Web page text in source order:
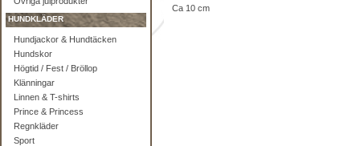
HUNDKLÄDER
Hundjackor & Hundtäcken
Hundskor
Högtid / Fest / Bröllop
Klänningar
Linnen & T-shirts
Prince & Princess
Regnkläder
Sport
Ca 10 cm